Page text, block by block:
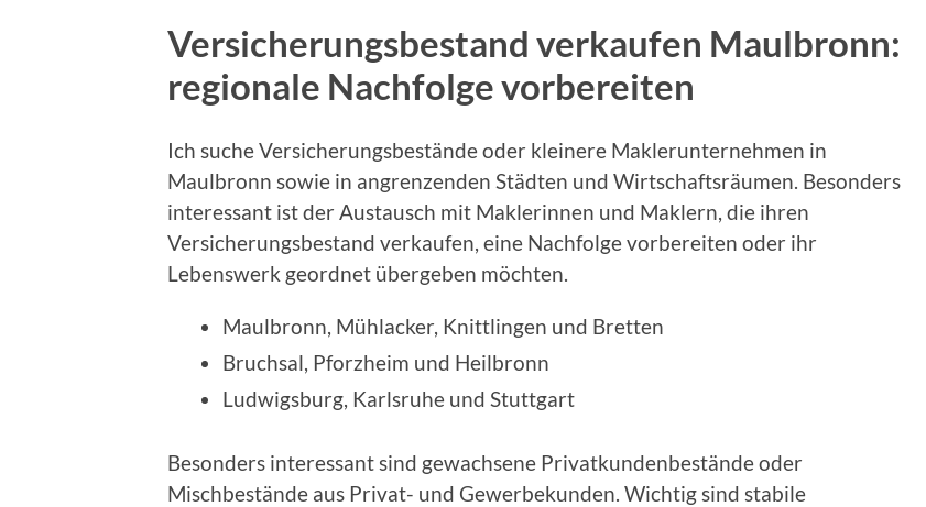
Versicherungsbestand verkaufen Maulbronn:
regionale Nachfolge vorbereiten
Ich suche Versicherungsbestände oder kleinere Maklerunternehmen in
Maulbronn sowie in angrenzenden Städten und Wirtschaftsräumen. Besonders
interessant ist der Austausch mit Maklerinnen und Maklern, die ihren
Versicherungsbestand verkaufen, eine Nachfolge vorbereiten oder ihr
Lebenswerk geordnet übergeben möchten.
Maulbronn, Mühlacker, Knittlingen und Bretten
Bruchsal, Pforzheim und Heilbronn
Ludwigsburg, Karlsruhe und Stuttgart
Besonders interessant sind gewachsene Privatkundenbestände oder
Mischbestände aus Privat- und Gewerbekunden. Wichtig sind stabile